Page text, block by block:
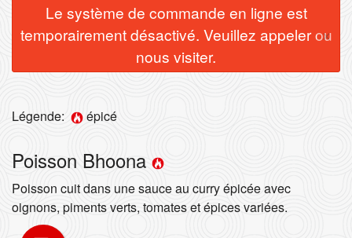
Emplacement
Panier (0)
Le système de commande en ligne est
temporairement désactivé. Veuillez appeler ou
nous visiter.
×
Légende: épicé
Poisson Bhoona
Poisson cuit dans une sauce au curry épicée avec
oignons, piments verts, tomates et épices variées.